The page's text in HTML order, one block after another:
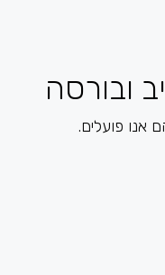
ובורסה
אנו פועלים.